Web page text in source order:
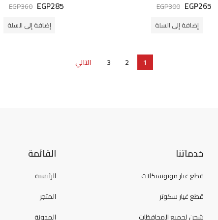
التقييمEGP265
EGP300
إضافة إلى السلة
التقييمEGP285
EGP360
إضافة إلى السلة
1
2
3 التالي
خدماتنا
قطع غيار موتوسيكلات
قطع غيار سكوتر
شحن لجميع المحافظات
القائمة
الرئيسية
المتجر
المدونة